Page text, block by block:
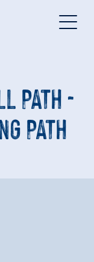
PATH -
PATH